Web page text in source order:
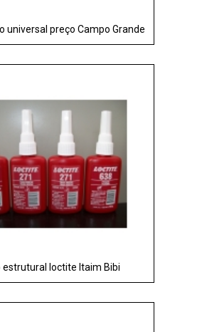
universal preço Campo Grande
estrutural loctite Itaim Bibi